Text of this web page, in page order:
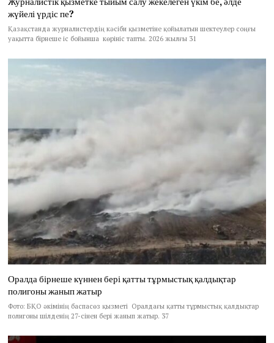
жүйелі үрдіс пе?
Қазақстанда журналистердің кәсіби қызметіне қойылатын шектеулер соңғы
уақытта бірнеше іс бойынша көрініс тапты. 2026 жылғы 31
Оралда бірнеше күннен бері қатты тұрмыстық қалдықтар
полигоны жанып жатыр
Фото: БҚО әкімінің баспасөз қызметі Оралдағы қатты тұрмыстық қалдықтар
полигоны шілденің 27-сінен бері жанып жатыр. 37